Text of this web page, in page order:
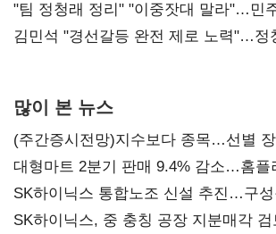
"팀 정청래 정리" "이중잣대 말라"…민
다툼 격화
김민석 "경선갈등 완전 제로 노력"…정
많이 본 뉴스
(주간증시전망)지수보다 종목…선별
대형마트 2분기 판매 9.4% 감소…홈플
SK하이닉스 통합노조 신설 추진…구
불만 확산
SK하이닉스, 중 충칭 공장 지분매각